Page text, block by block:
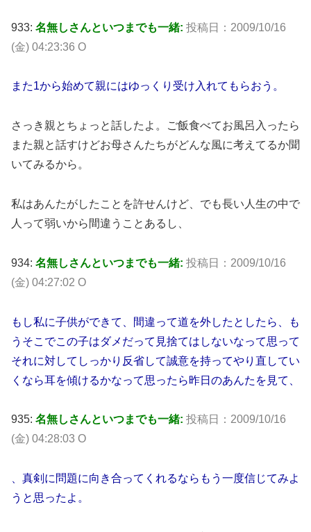
933: 名無しさんといつまでも一緒: 投稿日：2009/10/16
(金) 04:23:36 O
また1から始めて親にはゆっくり受け入れてもらおう。
さっき親とちょっと話したよ。ご飯食べてお風呂入ったら
また親と話すけどお母さんたちがどんな風に考えてるか聞
いてみるから。
私はあんたがしたことを許せんけど、でも長い人生の中で
人って弱いから間違うことあるし、
934: 名無しさんといつまでも一緒: 投稿日：2009/10/16
(金) 04:27:02 O
もし私に子供ができて、間違って道を外したとしたら、も
うそこでこの子はダメだって見捨てはしないなって思って
それに対してしっかり反省して誠意を持ってやり直してい
くなら耳を傾けるかなって思ったら昨日のあんたを見て、
935: 名無しさんといつまでも一緒: 投稿日：2009/10/16
(金) 04:28:03 O
、真剣に問題に向き合ってくれるならもう一度信じてみよ
うと思ったよ。